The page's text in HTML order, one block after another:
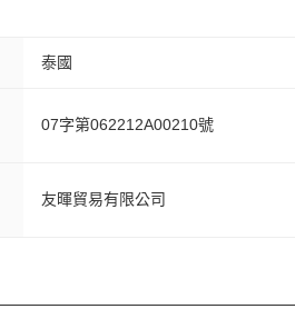
泰國
07字第062212A00210號 ​
友暉貿易有限公司